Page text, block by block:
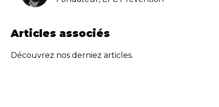
Articles associés
Découvrez nos derniez articles.